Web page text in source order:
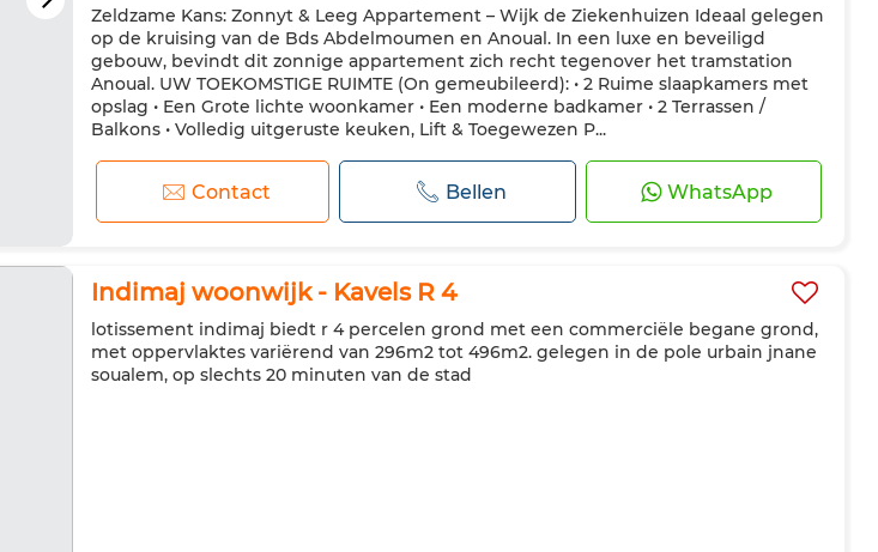
Zeldzame Kans: Zonnyt & Leeg Appartement – Wijk de Ziekenhuizen Ideaal gelegen
op de kruising van de Bds Abdelmoumen en Anoual. In een luxe en beveiligd
gebouw, bevindt dit zonnige appartement zich recht tegenover het tramstation
Anoual. UW TOEKOMSTIGE RUIMTE (On gemeubileerd): • 2 Ruime slaapkamers met
opslag • Een Grote lichte woonkamer • Een moderne badkamer • 2 Terrassen /
Balkons • Volledig uitgeruste keuken, Lift & Toegewezen P...
Contact Bellen WhatsApp
Indimaj woonwijk - Kavels R 4
lotissement indimaj biedt r 4 percelen grond met een commerciële begane grond,
met oppervlaktes variërend van 296m2 tot 496m2. gelegen in de pole urbain jnane
soualem, op slechts 20 minuten van de stad